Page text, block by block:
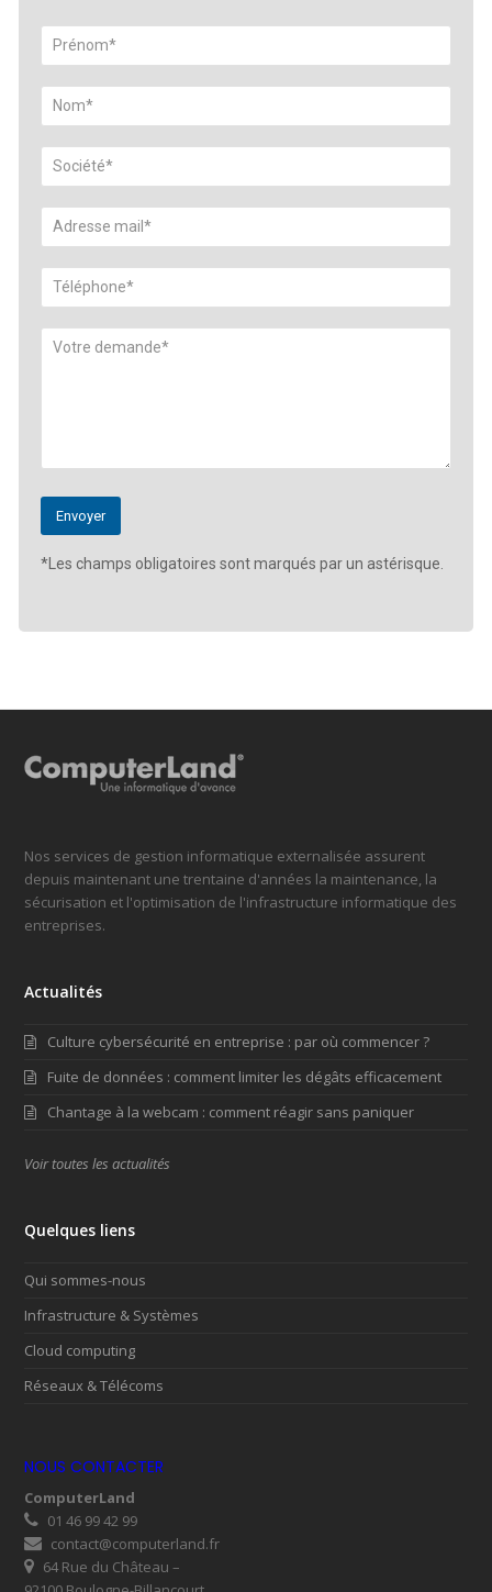
*Les champs obligatoires sont marqués par un astérisque.
Nos services de gestion informatique externalisée assurent
depuis maintenant une trentaine d'années la maintenance, la
sécurisation et l'optimisation de l'infrastructure informatique des
entreprises.
Actualités
Culture cybersécurité en entreprise : par où commencer ?
Fuite de données : comment limiter les dégâts efficacement
Chantage à la webcam : comment réagir sans paniquer
Voir toutes les actualités
Quelques liens
Qui sommes-nous
Infrastructure & Systèmes
Cloud computing
Réseaux & Télécoms
NOUS CONTACTER
ComputerLand
01 46 99 42 99
contact@computerland.fr
64 Rue du Château –